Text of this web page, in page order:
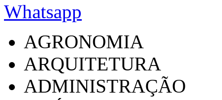
Whatsapp
AGRONOMIA
ARQUITETURA
ADMINISTRAÇÃO